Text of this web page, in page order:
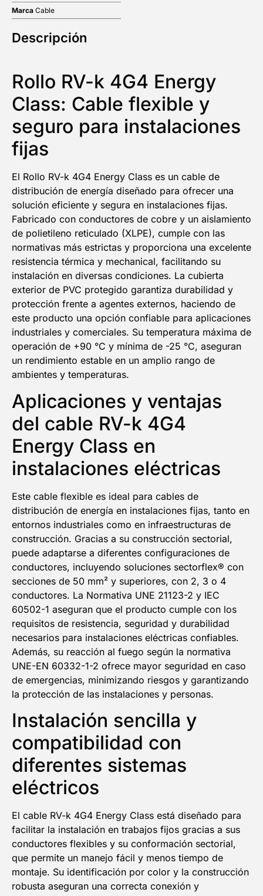
Marca Cable
Descripción
Rollo RV-k 4G4 Energy
Class: Cable flexible y
seguro para instalaciones
fijas
El Rollo RV-k 4G4 Energy Class es un cable de
distribución de energía diseñado para ofrecer una
solución eficiente y segura en instalaciones fijas.
Fabricado con conductores de cobre y un aislamiento
de polietileno reticulado (XLPE), cumple con las
normativas más estrictas y proporciona una excelente
resistencia térmica y mechanical, facilitando su
instalación en diversas condiciones. La cubierta
exterior de PVC protegido garantiza durabilidad y
protección frente a agentes externos, haciendo de
este producto una opción confiable para aplicaciones
industriales y comerciales. Su temperatura máxima de
operación de +90 °C y mínima de -25 °C, aseguran
un rendimiento estable en un amplio rango de
ambientes y temperaturas.
Aplicaciones y ventajas
del cable RV-k 4G4
Energy Class en
instalaciones eléctricas
Este cable flexible es ideal para cables de
distribución de energía en instalaciones fijas, tanto en
entornos industriales como en infraestructuras de
construcción. Gracias a su construcción sectorial,
puede adaptarse a diferentes configuraciones de
conductores, incluyendo soluciones sectorflex® con
secciones de 50 mm² y superiores, con 2, 3 o 4
conductores. La Normativa UNE 21123-2 y IEC
60502-1 aseguran que el producto cumple con los
requisitos de resistencia, seguridad y durabilidad
necesarios para instalaciones eléctricas confiables.
Además, su reacción al fuego según la normativa
UNE-EN 60332-1-2 ofrece mayor seguridad en caso
de emergencias, minimizando riesgos y garantizando
la protección de las instalaciones y personas.
Instalación sencilla y
compatibilidad con
diferentes sistemas
eléctricos
El cable RV-k 4G4 Energy Class está diseñado para
facilitar la instalación en trabajos fijos gracias a sus
conductores flexibles y su conformación sectorial,
que permite un manejo fácil y menos tiempo de
montaje. Su identificación por color y la construcción
robusta aseguran una correcta conexión y